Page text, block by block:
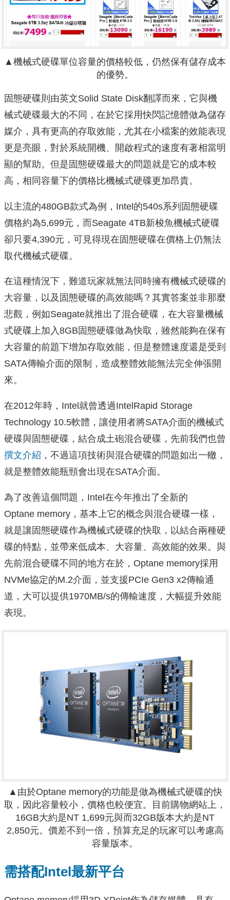
▲機械式硬碟單位容量的價格較低，仍然保有儲存成本
的優勢。
固態硬碟則由英文Solid State Disk翻譯而來，它與機
械式硬碟最大的不同，在於它採用快閃記憶體做為儲存
媒介，具有更高的存取效能，尤其在小檔案的效能表現
更是亮眼，對於系統開機、開啟程式的速度有著相當明
顯的幫助。但是固態硬碟最大的問題就是它的成本較
高，相同容量下的價格比機械式硬碟更加昂貴。
以主流的480GB款式為例，Intel的540s系列固態硬碟
價格約為5,699元，而Seagate 4TB新梭魚機械式硬碟
卻只要4,390元，可見得現在固態硬碟在價格上仍無法
取代機械式硬碟。
在這種情況下，難道玩家就無法同時擁有機械式硬碟的
大容量，以及固態硬碟的高效能嗎？其實答案並非那麼
悲觀，例如Seagate就推出了混合硬碟，在大容量機械
式硬碟上加入8GB固態硬碟做為快取，雖然能夠在保有
大容量的前題下增加存取效能，但是整體速度還是受到
SATA傳輸介面的限制，造成整體效能無法完全伸張開
來。
在2012年時，Intel就曾透過IntelRapid Storage
Technology 10.5軟體，讓使用者將SATA介面的機械式
硬碟與固態硬碟，結合成土砲混合硬碟，先前我們也曾
撰文介紹 ，不過這項技術與混合硬碟的問題如出一轍，
就是整體效能瓶頸會出現在SATA介面。
為了改善這個問題，Intel在今年推出了全新的
Optane memory，基本上它的概念與混合硬碟一樣，
就是讓固態硬碟作為機械式硬碟的快取，以結合兩種硬
碟的特點，並帶來低成本、大容量、高效能的效果。與
先前混合硬碟不同的地方在於，Optane memory採用
NVMe協定的M.2介面，並支援PCIe Gen3 x2傳輸通
道，大可以提供1970MB/s的傳輸速度，大幅提升效能
表現。
▲由於Optane memory的功能是做為機械式硬碟的快
取，因此容量較小，價格也較便宜。目前購物網站上，
16GB大約是NT 1,699元與而32GB版本大約是NT
2,850元。價差不到一倍，預算充足的玩家可以考慮高
容量版本。
需搭配Intel最新平台